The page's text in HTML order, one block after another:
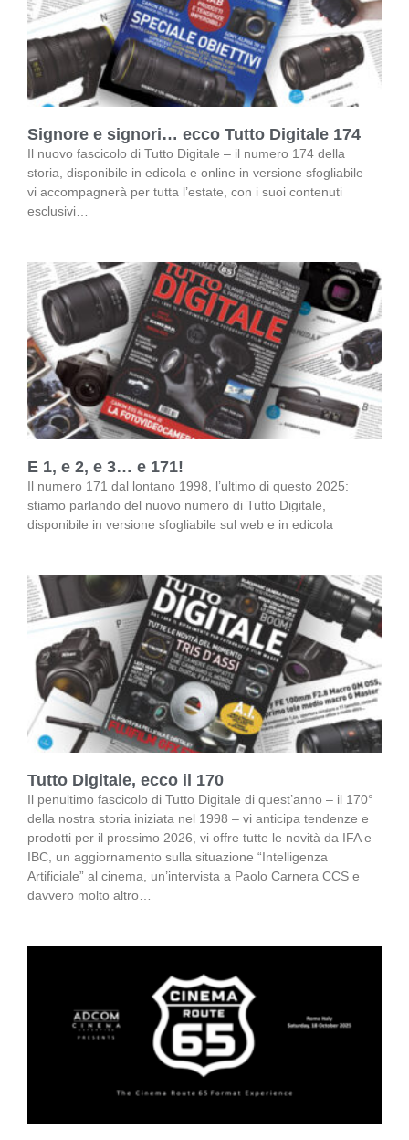
Signore e signori… ecco Tutto Digitale 174
Il nuovo fascicolo di Tutto Digitale – il numero 174 della
storia, disponibile in edicola e online in versione sfogliabile –
vi accompagnerà per tutta l’estate, con i suoi contenuti
esclusivi…
E 1, e 2, e 3… e 171!
Il numero 171 dal lontano 1998, l’ultimo di questo 2025:
stiamo parlando del nuovo numero di Tutto Digitale,
disponibile in versione sfogliabile sul web e in edicola
Tutto Digitale, ecco il 170
Il penultimo fascicolo di Tutto Digitale di quest’anno – il 170°
della nostra storia iniziata nel 1998 – vi anticipa tendenze e
prodotti per il prossimo 2026, vi offre tutte le novità da IFA e
IBC, un aggiornamento sulla situazione “Intelligenza
Artificiale” al cinema, un’intervista a Paolo Carnera CCS e
davvero molto altro…